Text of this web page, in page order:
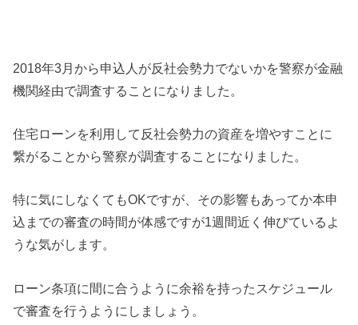
2018年3月から申込人が反社会勢力でないかを警察が金融
機関経由で調査することになりました。
住宅ローンを利用して反社会勢力の資産を増やすことに
繋がることから警察が調査することになりました。
特に気にしなくてもOKですが、その影響もあってか本申
込までの審査の時間が体感ですが1週間近く伸びているよ
うな気がします。
ローン条項に間に合うように余裕を持ったスケジュール
で審査を行うようにしましょう。